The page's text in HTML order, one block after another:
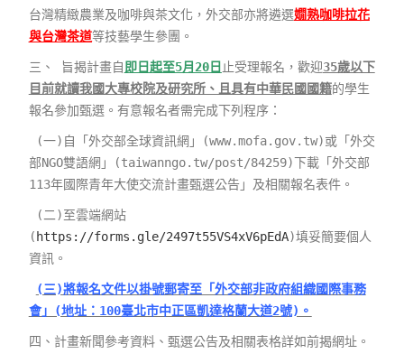
台灣精緻農業及咖啡與茶文化，外交部亦將遴選嫺熟咖啡拉花
與台灣茶道等技藝學生參團。
三、 旨揭計畫自 即日起至5月20日 止受理報名，歡迎35歲以下
目前就讀我國大專校院及研究所、且具有中華民國國籍的學生
報名參加甄選。有意報名者需完成下列程序：
(一)自「外交部全球資訊網」(www.mofa.gov.tw)或「外交
部NGO雙語網」(taiwanngo.tw/post/84259)下載「外交部
113年國際青年大使交流計畫甄選公告」及相關報名表件。
(二)至雲端網站
( https://forms.gle/2497t55VS4xV6pEdA)填妥簡要個人
資訊。
(三)將報名文件以掛號郵寄至「外交部非政府組織國際事務
會」(地址：100臺北市中正區凱達格蘭大道2號)。
四、計畫新聞參考資料、甄選公告及相關表格詳如前揭網址。